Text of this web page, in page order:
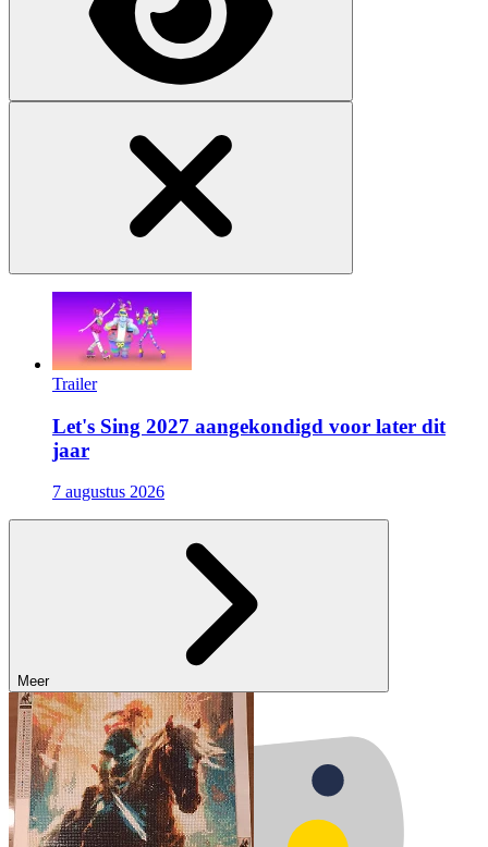
Trailer
Let's Sing 2027 aangekondigd voor later dit
jaar
7 augustus 2026
Meer